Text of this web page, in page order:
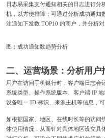
日志易采集支付通知相关的日志进行分
机，以方便排障；可通过分析成功通知
注通知下发数 TOP10 的商户，并分析
图：成功通知数趋势分析
二、运营场景：分析用户
用户在访问手机银行时，客户端日志会
系统类型、操作系统版本、客户端 IP
设备唯一 ID 标识、来源主机等信息，
如根据国家、地区、在线时长等的访问
体使用情况，从而针对具体地区设立具